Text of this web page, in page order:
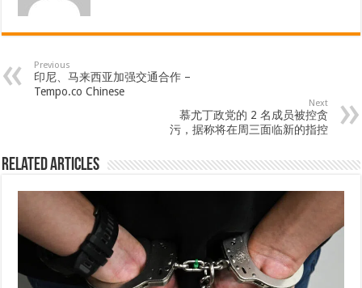
Previous
印尼、马来西亚加强交通合作 –
Tempo.co Chinese
Next
慕尤丁政党的 2 名成员被控贪
污，据称将在周三面临新的指控
Related Articles